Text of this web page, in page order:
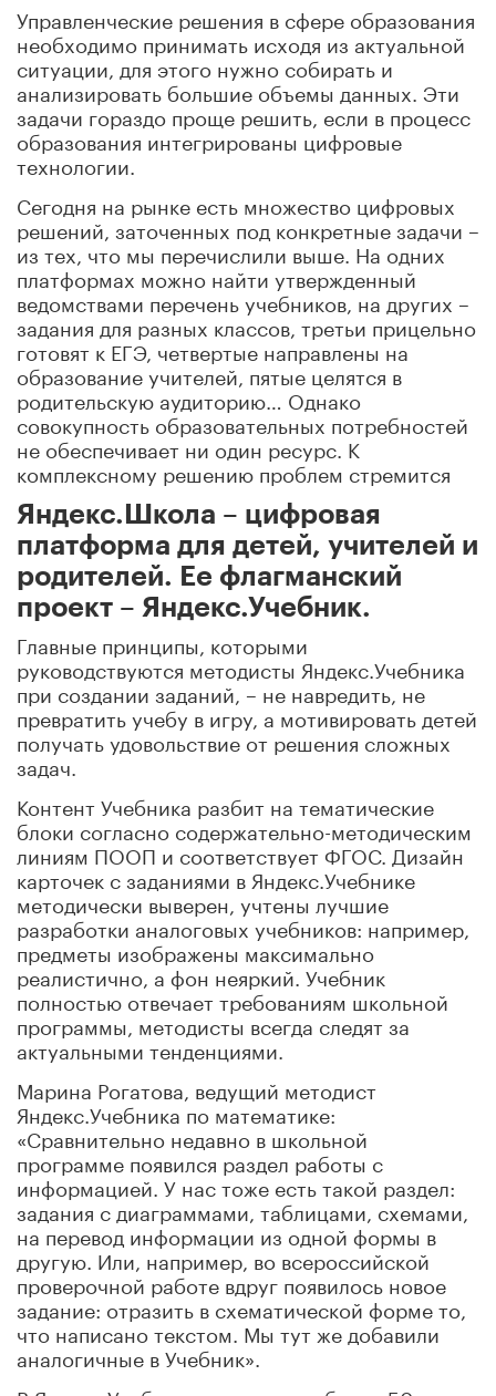
Управленческие решения в сфере образования
необходимо принимать исходя из актуальной
ситуации, для этого нужно собирать и
анализировать большие объемы данных. Эти
задачи гораздо проще решить, если в процесс
образования интегрированы цифровые
технологии.
Сегодня на рынке есть множество цифровых
решений, заточенных под конкретные задачи –
из тех, что мы перечислили выше. На одних
платформах можно найти утвержденный
ведомствами перечень учебников, на других –
задания для разных классов, третьи прицельно
готовят к ЕГЭ, четвертые направлены на
образование учителей, пятые целятся в
родительскую аудиторию… Однако
совокупность образовательных потребностей
не обеспечивает ни один ресурс. К
комплексному решению проблем стремится
Яндекс.Школа – цифровая
платформа для детей, учителей и
родителей. Ее флагманский
проект – Яндекс.Учебник.
Главные принципы, которыми
руководствуются методисты Яндекс.Учебника
при создании заданий, – не навредить, не
превратить учебу в игру, а мотивировать детей
получать удовольствие от решения сложных
задач.
Контент Учебника разбит на тематические
блоки согласно содержательно-методическим
линиям ПООП и соответствует ФГОС. Дизайн
карточек с заданиями в Яндекс.Учебнике
методически выверен, учтены лучшие
разработки аналоговых учебников: например,
предметы изображены максимально
реалистично, а фон неяркий. Учебник
полностью отвечает требованиям школьной
программы, методисты всегда следят за
актуальными тенденциями.
Марина Рогатова, ведущий методист
Яндекс.Учебника по математике:
«Сравнительно недавно в школьной
программе появился раздел работы с
информацией. У нас тоже есть такой раздел:
задания с диаграммами, таблицами, схемами,
на перевод информации из одной формы в
другую. Или, например, во всероссийской
проверочной работе вдруг появилось новое
задание: отразить в схематической форме то,
что написано текстом. Мы тут же добавили
аналогичные в Учебник».